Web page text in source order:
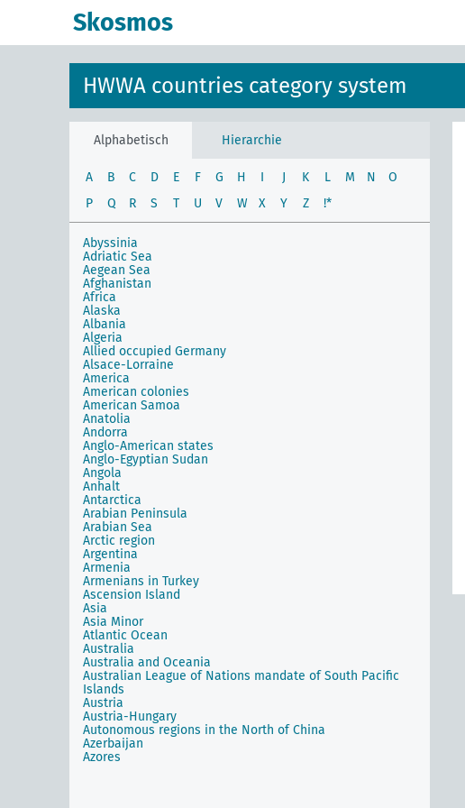
Skosmos
HWWA countries category system
Alphabetisch Hierarchie
A B C D E F G H I J K L M N
O
P
Q R S T U V W X Y Z !*
Abyssinia
Adriatic Sea
Aegean Sea
Afghanistan
Africa
Alaska
Albania
Algeria
Allied occupied Germany
Alsace-Lorraine
America
American colonies
American Samoa
Anatolia
Andorra
Anglo-American states
Anglo-Egyptian Sudan
Angola
Anhalt
Antarctica
Arabian Peninsula
Arabian Sea
Arctic region
Argentina
Armenia
Armenians in Turkey
Ascension Island
Asia
Asia Minor
Atlantic Ocean
Australia
Australia and Oceania
Australian League of Nations mandate of South Pacific
Islands
Austria
Austria-Hungary
Autonomous regions in the North of China
Azerbaijan
Azores